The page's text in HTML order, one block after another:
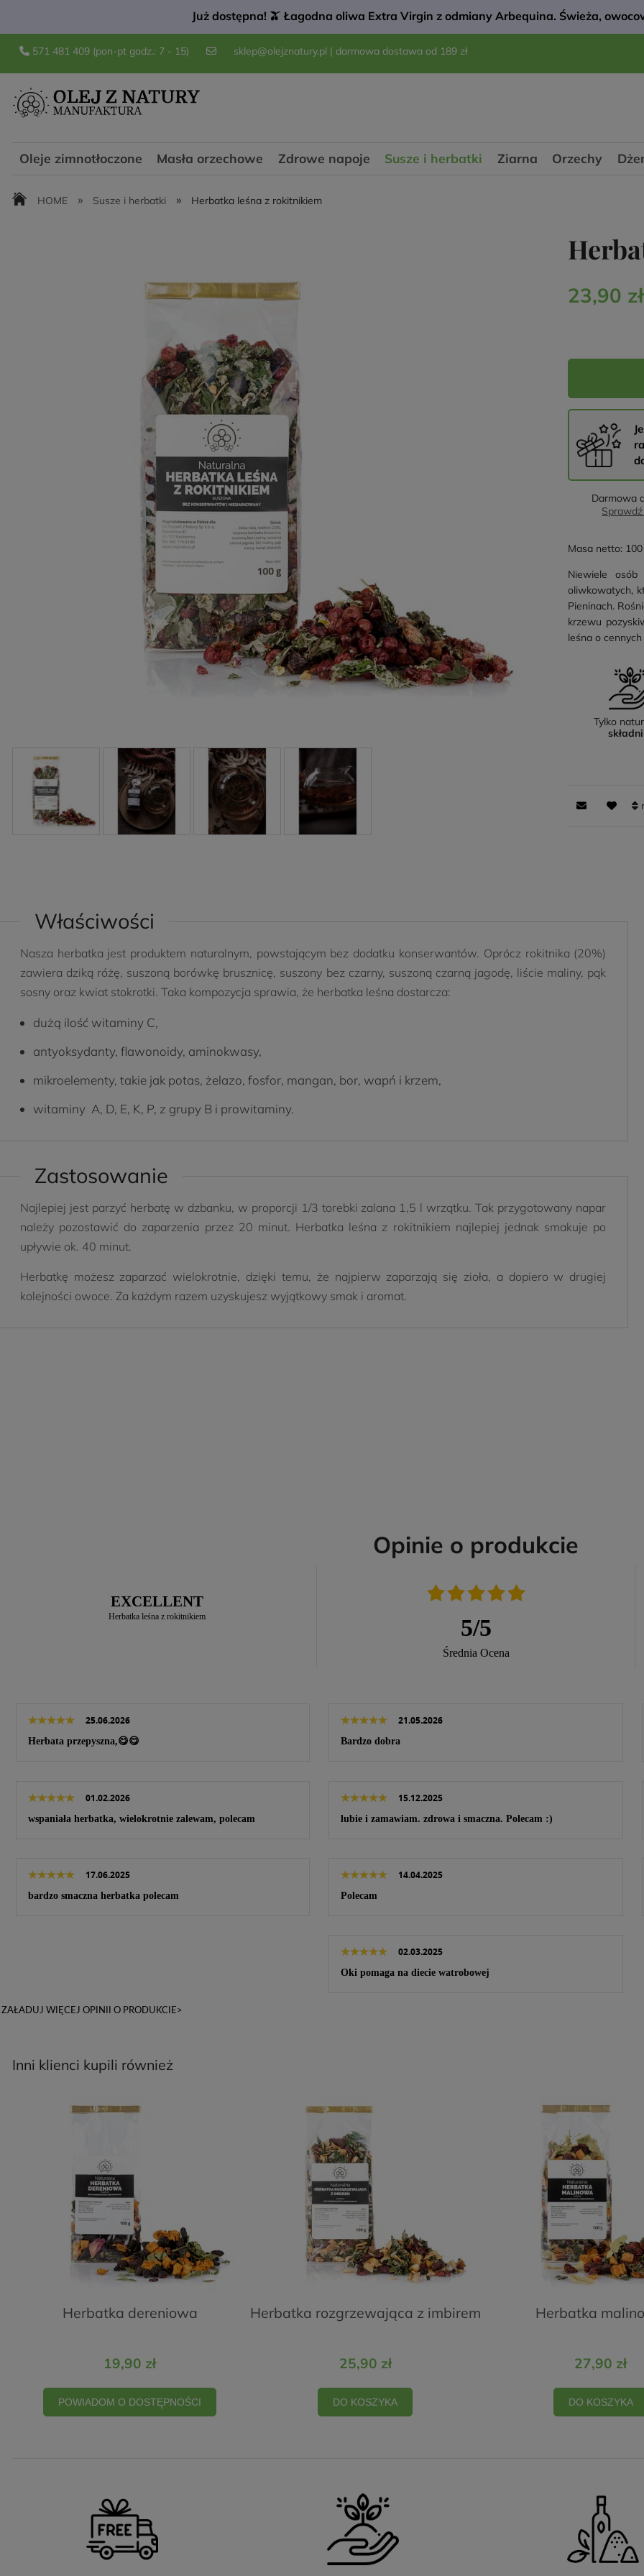
Już dostępna! 🫒 Łagodna oliwa Extra Virgin z odmiany Arbequina. Świeża,
571 481 409(pon-pt godz.: 7 - 15) sklep@olejznatury.pl | darmowa dostawa od 189 zł
Oleje zimnotłoczone Masła orzechowe Zdrowe napoje Susze i herbatki Ziarna Orzechy
HOME » Susze i herbatki » Herbatka leśna z rokitnikiem
23,90 zł
Darmowa
Masa netto: 100
Niewiele
oliwkowatych,
Pieninach.
krzewu
leśna o
Tylko
Właściwości
Nasza herbatka jest produktem naturalnym, powstającym bez dodatku konserwantów. Oprócz rokitnika (20%)
zawiera dziką różę, suszoną borówkę brusznicę, suszony bez czarny, suszoną czarną jagodę, liście maliny, pąk
sosny oraz kwiat stokrotki. Taka kompozycja sprawia, że herbatka leśna dostarcza:
dużą ilość witaminy C,
antyoksydanty, flawonoidy, aminokwasy,
mikroelementy, takie jak potas, żelazo, fosfor, mangan, bor, wapń i krzem,
witaminy A, D, E, K, P, z grupy B i prowitaminy.
Zastosowanie
Najlepiej jest parzyć herbatę w dzbanku, w proporcji 1/3 torebki zalana 1,5 l wrzątku. Tak przygotowany napar
należy pozostawić do zaparzenia przez 20 minut. Herbatka leśna z rokitnikiem najlepiej jednak smakuje po
upływie ok. 40 minut.
Herbatkę możesz zaparzać wielokrotnie, dzięki temu, że najpierw zaparzają się zioła, a dopiero w drugiej
kolejności owoce. Za każdym razem uzyskujesz wyjątkowy smak i aromat.
Opinie o produkcie
EXCELLENT
Herbatka leśna z rokitnikiem 5/5
Średnia Ocena
25.06.2026
Herbata przepyszna,😋😋
21.05.2026
Bardzo dobra
01.02.2026
wspaniała herbatka, wielokrotnie zalewam, polecam
15.12.2025
lubie i zamawiam. zdrowa i smaczna. Polecam :)
17.06.2025
bardzo smaczna herbatka polecam
14.04.2025
Polecam
02.03.2025
Oki pomaga na diecie watrobowej
ZAŁADUJ WIĘCEJ OPINII O PRODUKCIE>
Inni klienci kupili również
Herbatka dereniowa
19,90 zł
POWIADOM O DOSTĘPNOŚCI
Herbatka rozgrzewająca z imbirem
25,90 zł
DO KOSZYKA
Herbatka
27,90 zł
DO KOSZYKA
Zgarnij 5%